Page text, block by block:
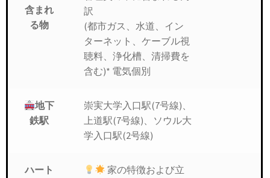
含まれ
る物
訳
(都市ガス、水道、イン
ターネット、ケーブル視
聴料、浄化槽、清掃費を
含む)* 電気個別
地下
鉄駅
崇実大学入口駅(7号線)、
上道駅(7号線)、ソウル大
学入口駅(2号線)
ハート
家の特徴および立